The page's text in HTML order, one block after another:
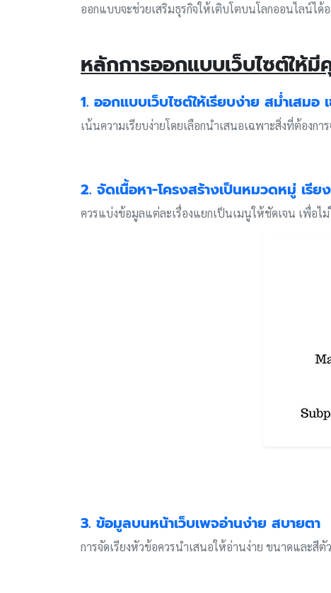
ออกแบบจะช่วยเสริมธุรกิจให้เติบโตบนโลกออนไลน์ได้
หลักการออกแบบเว็บไซต์ให้
1. ออกแบบเว็บไซต์ให้เรียบง่าย สม่ำเสมอ เ
เน้นความเรียบง่ายโดยเลือกนำเสนอเฉพาะสิ่งที่ต้องก
2. จัดเนื้อหา-โครงสร้างเป็นหมวดหมู่ เรี
ควรแบ่งข้อมูลแต่ละเรื่องแยกเป็นเมนูให้ชัดเจน เพื่อ
3. ข้อมูลบนหน้าเว็บเพจอ่านง่าย สบายตา
การจัดเรียงหัวข้อควรนำเสนอให้อ่านง่าย ขนาดและ